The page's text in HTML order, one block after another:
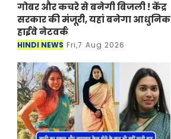
गोबर और कचरे से बनेगी बिजली ! केंद्र
सरकार की मंजूरी, यहां बनेगा आधुनिक
हाईवे नेटवर्क
HINDI NEWS Fri,7 Aug 2026